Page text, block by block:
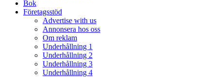
Bok
Företagsstöd
Advertise with us
Annonsera hos oss
Om reklam
Underhållning 1
Underhållning 2
Underhållning 3
Underhållning 4